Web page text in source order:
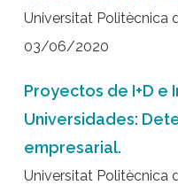
Universitat Politècnica
03/06/2020
Proyectos de I+D e
Universidades:
empresarial.
Universitat Politècnica